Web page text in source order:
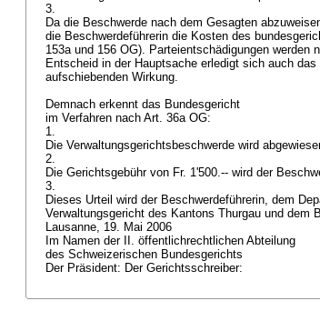
3.
Da die Beschwerde nach dem Gesagten
die Beschwerdeführerin die Kosten des
153a und 156 OG). Parteientschädigungen werden
Entscheid in der Hauptsache erledigt sich auch
aufschiebenden Wirkung.
Demnach erkennt das Bundesgericht
im Verfahren nach Art. 36a OG:
1.
Die Verwaltungsgerichtsbeschwerde wird
2.
Die Gerichtsgebühr von Fr. 1'500.-- wird der
3.
Dieses Urteil wird der Beschwerdeführerin, dem
Verwaltungsgericht des Kantons Thurgau und
Lausanne, 19. Mai 2006
Im Namen der II. öffentlichrechtlichen Abteilung
des Schweizerischen Bundesgerichts
Der Präsident: Der Gerichtsschreiber: